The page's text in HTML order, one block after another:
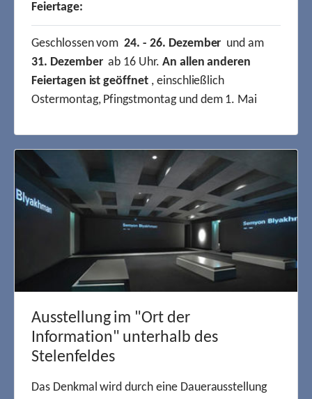
Ausstellung im "Ort der
Information" unterhalb des
Stelenfeldes
Das Denkmal wird durch eine Dauerausstellung
Feiertage:
Geschlossen vom24. - 26. Dezember und am
31. Dezemberab 16 Uhr. An allen anderen
Feiertagen ist geöffnet, einschließlich
Ostermontag, Pfingstmontag und dem 1. Mai